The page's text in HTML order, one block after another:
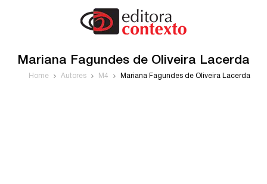
Mariana Fagundes de Oliveira Lacerda
Home Autores M4 Mariana Fagundes de Oliveira Lacerda